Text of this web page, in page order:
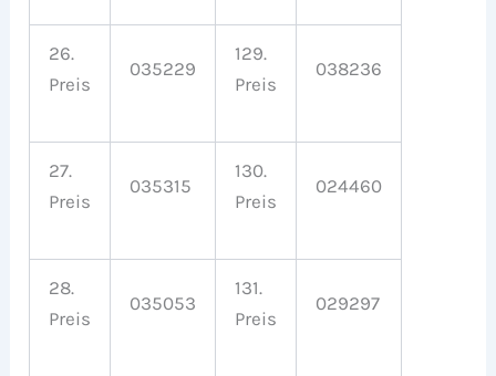
26.
Preis
035229
129.
Preis
038236
27.
Preis
035315
130.
Preis
024460
28.
Preis
035053
131.
Preis
029297